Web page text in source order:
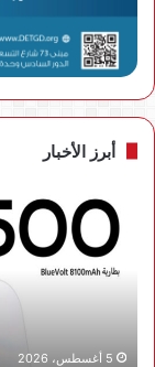
أبرز الأخبار
بطارية
تاريخ
تشعل
5 أغسطس، 2026